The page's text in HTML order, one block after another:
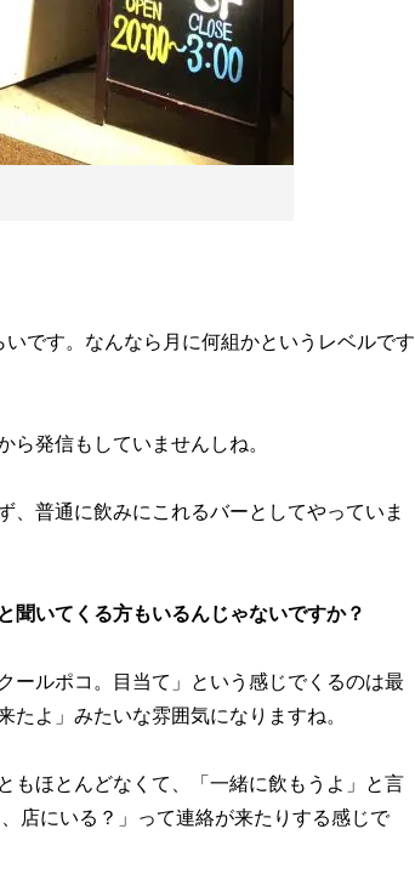
です。なんなら月に何組かというレベルです
ら発信もしていませんしね。
、普通に飲みにこれるバーとしてやっていま
いてくる方もいるんじゃないですか？
ールポコ。目当て」という感じでくるのは最
よ」みたいな雰囲気になりますね。
もほとんどなくて、「一緒に飲もうよ」と言
店にいる？」って連絡が来たりする感じで